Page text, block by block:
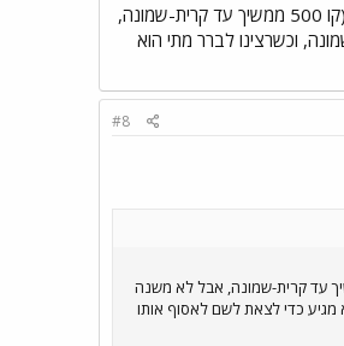
אתה עובר את הכביש מתחנת הרכבת בעכו לצד השני של הכביש ושם יש את תחנת האוטובוס עם אותם קוים. הקוים לכרמיאל (קו 500 ממשיך עד קרית-שמונה,
וכשרצינו לברר מתי הוא
#8
כדי לצאת לשם לאסוף אותו